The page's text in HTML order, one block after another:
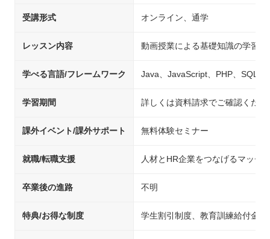
受講形式 オンライン、通学
レッスン内容 動画授業による基礎知識の学習、
学べる言語/フレームワーク Java、JavaScript、PHP、SQL
学習期間 詳しくは資料請求でご確認くださ
課外イベント/課外サポート 無料体験セミナー
就職/転職支援 人材とHR企業をつなげるマッチ
卒業後の進路 不明
特典/お得な制度 学生割引制度、教育訓練給付金制